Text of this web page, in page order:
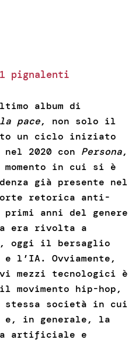
pignalenti
album di
pace, non solo il
un ciclo iniziato
2020 con Persona,
in cui si è
già presente nel
retorica anti-
anni del genere
era rivolta a
oggi il bersaglio
l’IA. Ovviamente,
mezzi tecnologici è
hip-hop,
società in cui
in generale, la
artificiale e